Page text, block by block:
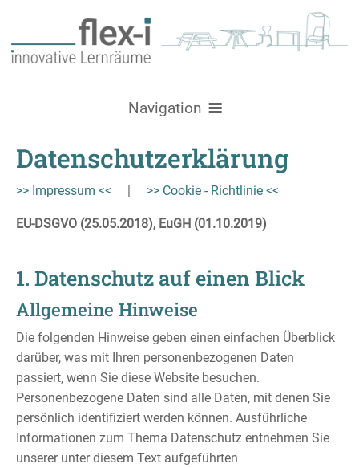
Navigation
Über uns
Nachhaltigkeit
Logistik
Brandschutz
Produkte
Stühle
GRIPZ Serie
Levo
Konferenzstühle
Atlas
Felt Serie
Be Hybrid
Hemp Serie
Finn
Bürostühle
Be Fine
Be Proud
Hocker
Scool
Mocho
Wybelt
Sitzbänke
Benchie
Flurbank
Stehhilfe/Arbeitshocker
Be Steady
Schultische
Flexi90
DerKreis
Alma
Consultant
Stapeltische
Konferenz- / Besprechungstische
VPAX
Skeef
Timber
Onix
Sitz- / Stehtische
Boomerang
Opta
Arbeitsplätze
Presto Serie
InBetween Trennwände
Home Office
Klapptisch
Loungemöbel
Bold - Sofa & Tisch
Moi
Low Seat - Lounge- und Tischelemente
Coupe
Elements
Aufbewahrung
All-in-One Schranksystem
Multikast
Schüler-Trolley
EM-Store Schranksysteme
Kreative Lernmöbel
Wireworks
Scarabee
Patchwork
Hörsaal-Ausstattung
Seda Nova
Flex Stool
Bühnensysteme
Bühne
Flexible Tafelsysteme
Raumgestaltung
Lehrerzimmer und Teamräume
Bibliothek, Mediathek
Büro-/Konferenzräume
Hörsäle
Mensa
Service
Kataloge
Downloads
Datenschutzerklärung
>> Impressum << | >> Cookie - Richtlinie <<
EU-DSGVO (25.05.2018), EuGH (01.10.2019)
1. Datenschutz auf einen Blick
Allgemeine Hinweise
Die folgenden Hinweise geben einen einfachen Überblick
darüber, was mit Ihren personenbezogenen Daten
passiert, wenn Sie diese Website besuchen.
Personenbezogene Daten sind alle Daten, mit denen Sie
persönlich identifiziert werden können. Ausführliche
Informationen zum Thema Datenschutz entnehmen Sie
unserer unter diesem Text aufgeführten